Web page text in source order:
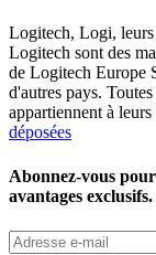
Logitech, Logi, leurs
Logitech sont des
de Logitech Europe
d'autres pays.
appartiennent à
déposées
Abonnez-vous
avantages exclusifs.